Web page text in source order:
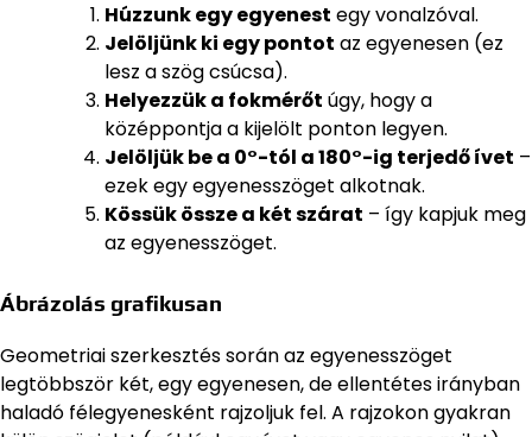
Húzzunk egy egyenest egy vonalzóval.
Jelöljünk ki egy pontot az egyenesen (ez
lesz a szög csúcsa).
Helyezzük a fokmérőt úgy, hogy a
középpontja a kijelölt ponton legyen.
Jelöljük be a 0°-tól a 180°-ig terjedő ívet –
ezek egy egyenesszöget alkotnak.
Kössük össze a két szárat – így kapjuk meg
az egyenesszöget.
Ábrázolás grafikusan
Geometriai szerkesztés során az egyenesszöget
legtöbbször két, egy egyenesen, de ellentétes irányban
haladó félegyenesként rajzoljuk fel. A rajzokon gyakran